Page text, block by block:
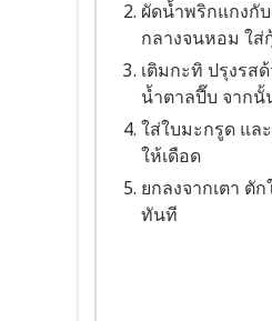
ผัดน้ำพริกแกงกั
กลางจนหอม ใส่
เติมกะทิ ปรุงรส
น้ำตาลปี๊บ จากนั้
ใส่ใบมะกรูด แล
ให้เดือด
ยกลงจากเตา ตั
ทันที